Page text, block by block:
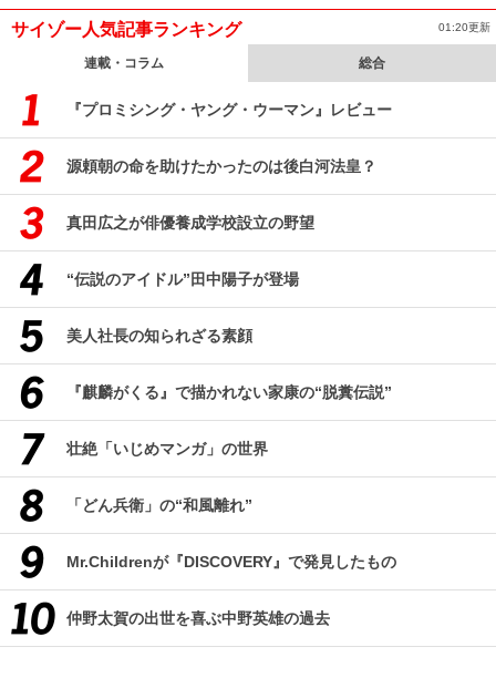
サイゾー人気記事ランキング 01:20更新
連載・コラム 総合
『プロミシング・ヤング・ウーマン』レビュー
源頼朝の命を助けたかったのは後白河法皇？
真田広之が俳優養成学校設立の野望
“伝説のアイドル”田中陽子が登場
美人社長の知られざる素顔
『麒麟がくる』で描かれない家康の“脱糞伝説”
壮絶「いじめマンガ」の世界
「どん兵衛」の“和風離れ”
Mr.Childrenが『DISCOVERY』で発見したもの
仲野太賀の出世を喜ぶ中野英雄の過去